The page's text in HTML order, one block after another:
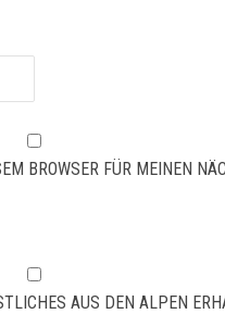
BROWSER FÜR MEINEN
AUS DEN ALPEN